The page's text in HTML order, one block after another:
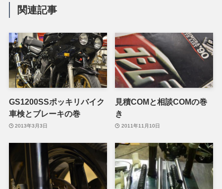
関連記事
GS1200SSポッキリバイク
車検とブレーキの巻
2013年3月3日
見積COMと相談COMの巻
き
2011年11月10日